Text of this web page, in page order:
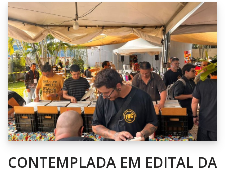
CONTEMPLADA EM EDITAL DA